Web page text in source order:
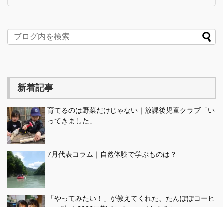
新着記事
育てるのは野菜だけじゃない｜放課後児童クラブ「い
ってきました」
7月代表コラム｜自然体験で学ぶものは？
「やってみたい！」が教えてくれた、たんぽぽコーヒ